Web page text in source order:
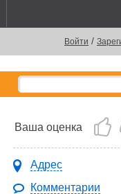
Войти /
Ваша оценка
Адрес
Комментарии